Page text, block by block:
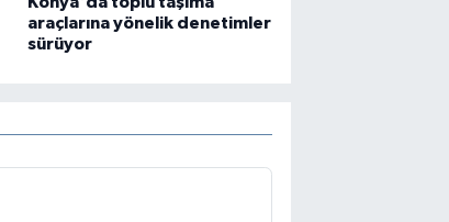
araçlarına yönelik denetimler
sürüyor